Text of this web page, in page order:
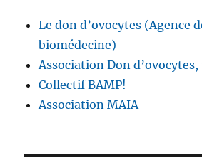
Le don d’ovocytes (Agence
biomédecine)
Association Don
Collectif BAMP!
Association MAIA